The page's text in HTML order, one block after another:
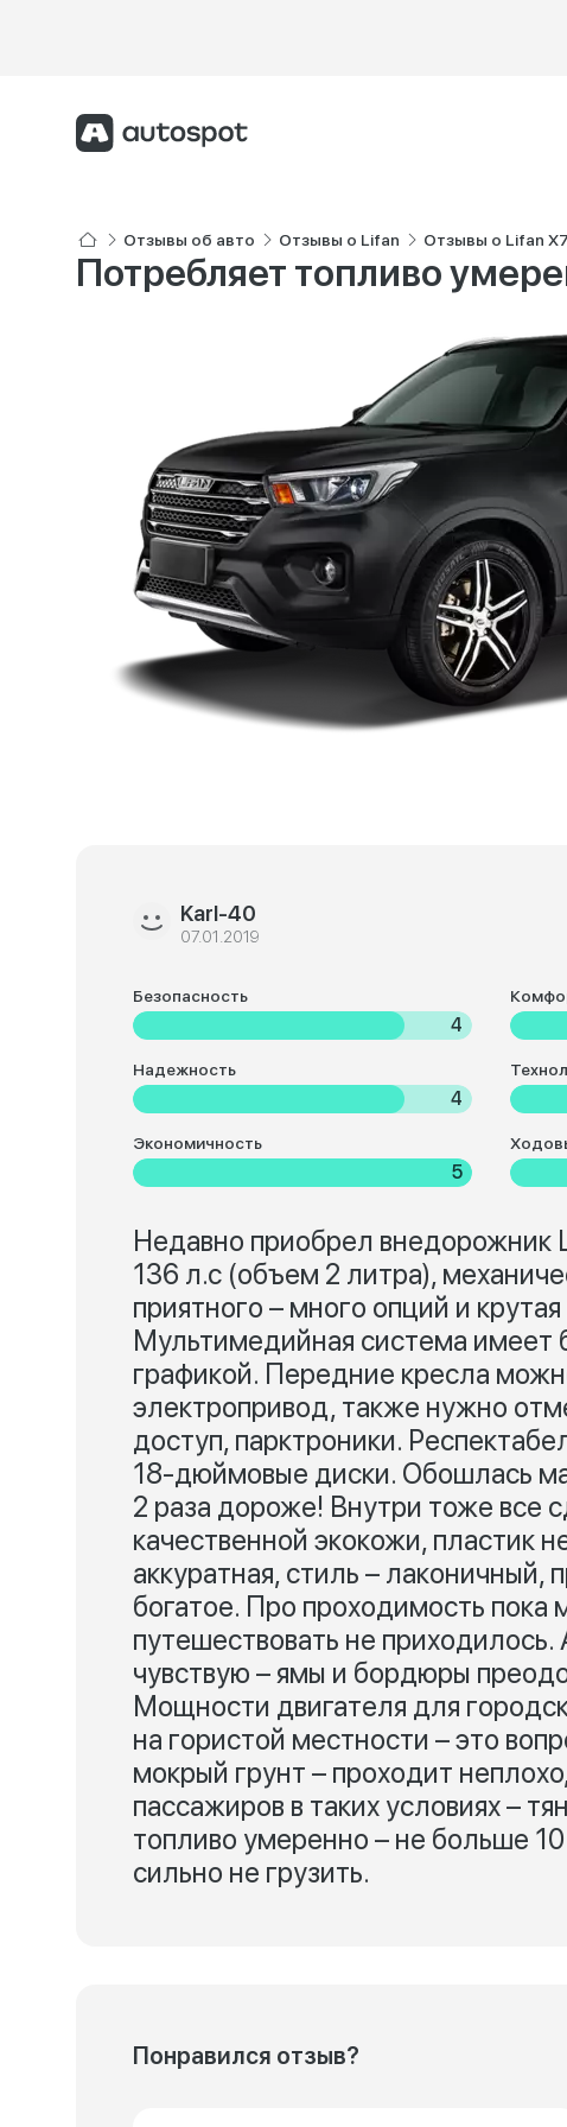
Отзывы об авто Отзывы о Lifan Отзывы о Lifan
Потребляет топливо
Karl-40
07.01.2019
Безопасность
4
Надежность
4
Экономичность
5
Недавно приобрел внедорожник
136 л.с (объем 2 литра),
приятного – много опций и
Мультимедийная система имеет
графикой. Передние кресла
электропривод, также нужно
доступ, парктроники.
18-дюймовые диски. Обошлась
2 раза дороже! Внутри тоже все
качественной экокожи, пластик
аккуратная, стиль –
богатое. Про проходимость
путешествовать не приходилось.
чувствую – ямы и бордюры
Мощности двигателя для
на гористой местности – это
мокрый грунт – проходит
пассажиров в таких условиях –
топливо умеренно – не больше
сильно не грузить.
Понравился отзыв?